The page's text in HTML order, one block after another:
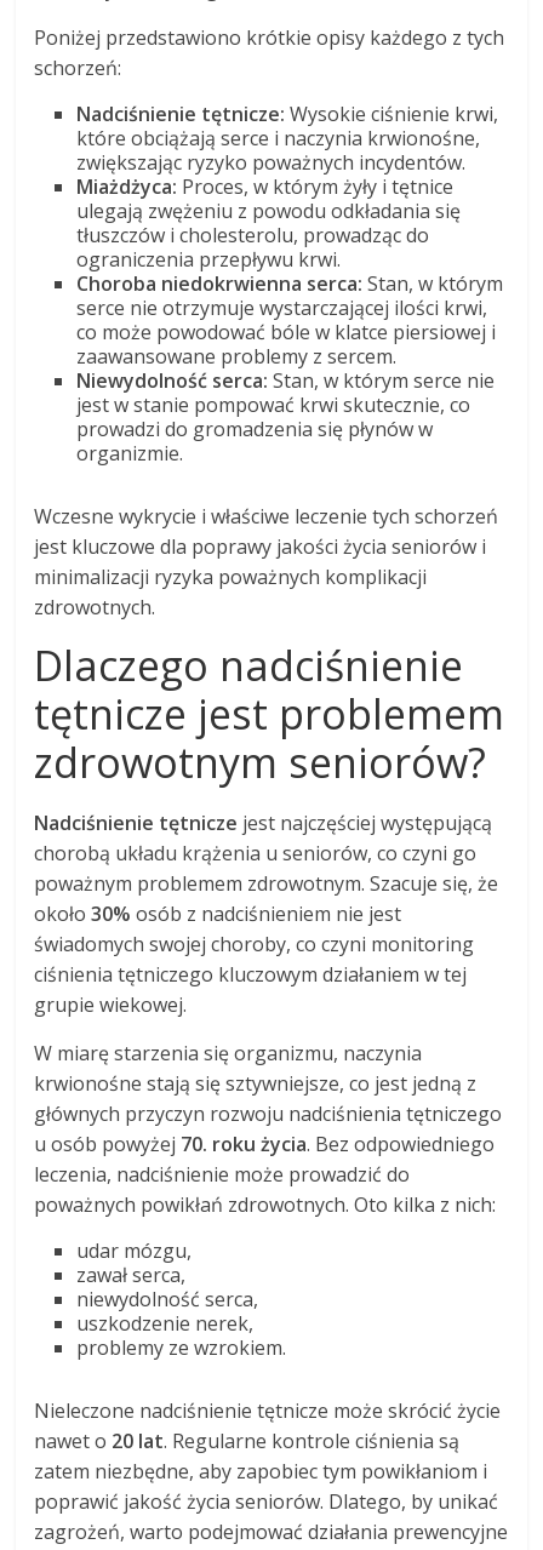
Poniżej przedstawiono krótkie opisy każdego z tych
schorzeń:
Nadciśnienie tętnicze: Wysokie ciśnienie krwi,
które obciążają serce i naczynia krwionośne,
zwiększając ryzyko poważnych incydentów.
Miażdżyca: Proces, w którym żyły i tętnice
ulegają zwężeniu z powodu odkładania się
tłuszczów i cholesterolu, prowadząc do
ograniczenia przepływu krwi.
Choroba niedokrwienna serca: Stan, w którym
serce nie otrzymuje wystarczającej ilości krwi,
co może powodować bóle w klatce piersiowej i
zaawansowane problemy z sercem.
Niewydolność serca: Stan, w którym serce nie
jest w stanie pompować krwi skutecznie, co
prowadzi do gromadzenia się płynów w
organizmie.
Wczesne wykrycie i właściwe leczenie tych schorzeń
jest kluczowe dla poprawy jakości życia seniorów i
minimalizacji ryzyka poważnych komplikacji
zdrowotnych.
Dlaczego nadciśnienie
tętnicze jest problemem
zdrowotnym seniorów?
Nadciśnienie tętnicze jest najczęściej występującą
chorobą układu krążenia u seniorów, co czyni go
poważnym problemem zdrowotnym. Szacuje się, że
około30% osób z nadciśnieniem nie jest
świadomych swojej choroby, co czyni monitoring
ciśnienia tętniczego kluczowym działaniem w tej
grupie wiekowej.
W miarę starzenia się organizmu, naczynia
krwionośne stają się sztywniejsze, co jest jedną z
głównych przyczyn rozwoju nadciśnienia tętniczego
u osób powyżej 70. roku życia. Bez odpowiedniego
leczenia, nadciśnienie może prowadzić do
poważnych powikłań zdrowotnych. Oto kilka z nich:
udar mózgu,
zawał serca,
niewydolność serca,
uszkodzenie nerek,
problemy ze wzrokiem.
Nieleczone nadciśnienie tętnicze może skrócić życie
nawet o 20 lat. Regularne kontrole ciśnienia są
zatem niezbędne, aby zapobiec tym powikłaniom i
poprawić jakość życia seniorów. Dlatego, by unikać
zagrożeń, warto podejmować działania prewencyjne